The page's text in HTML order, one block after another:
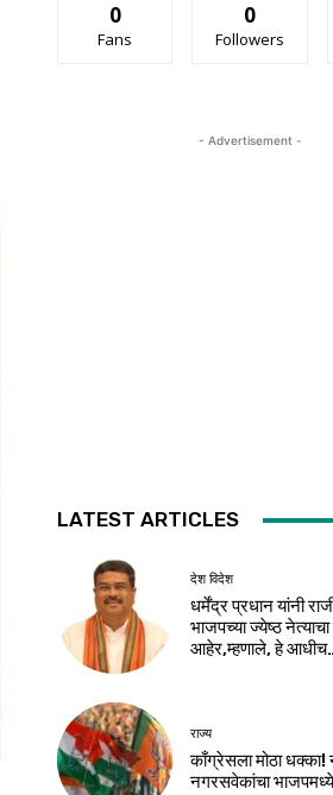
0
Fans
0
Followers
- Advertisement -
LATEST ARTICLES
देश विदेश
धर्मेंद्र प्रधान यांनी
भाजपच्या ज्येष्ठ
आहेर,म्हणाले, हे
राज्य
काँग्रेसला मोठा धक्का!
नगरसवेकांचा